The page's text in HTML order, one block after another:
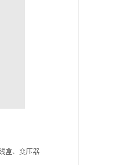
盒、变压器